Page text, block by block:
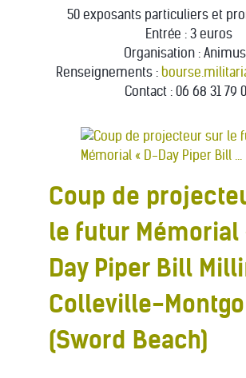
50 exposants particuliers et
Entrée : 3 euros
Organisation :
Renseignements :
Contact : 06 68 31 79
Coup de
le futur Mémorial
Day Piper Bill
Colleville-
(Sword Beach)